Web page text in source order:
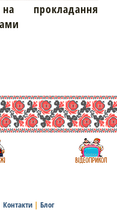
прокладання
Контакти | Блог